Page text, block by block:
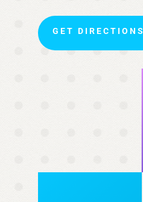
GET DIRECTIONS